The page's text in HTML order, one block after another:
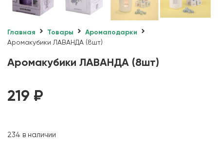
Главная Товары
Аромаподарки
Аромакубики ЛАВАНДА (8шт)
Аромакубики ЛАВАНДА (8шт)
219 ₽
234 в наличии